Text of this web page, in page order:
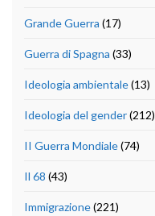
Grande Guerra (17)
Guerra di Spagna (33)
Ideologia ambientale(13)
Ideologia del gender(212)
II Guerra Mondiale(74)
Il 68 (43)
Immigrazione(221)